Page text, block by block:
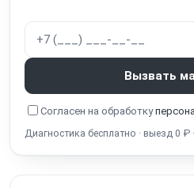
Вызвать
Согласен на обработку
Диагностика бесплатно · выезд 0 ₽